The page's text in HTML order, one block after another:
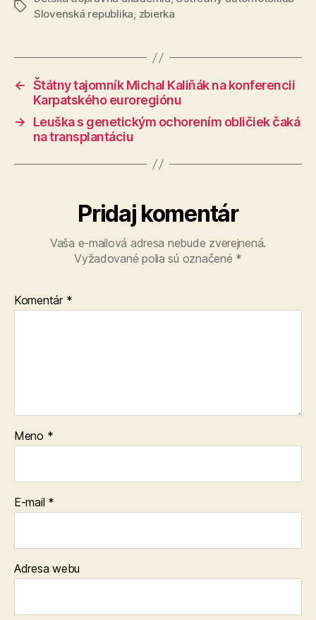
Značky
Slovenská republika, zbierka
← Štátny tajomník Michal Kaliňák na konferencii
Karpatského euroregiónu
→
Leuška s genetickým ochorením obličiek čaká
na transplantáciu
Pridaj komentár
Vaša e-mailová adresa nebude zverejnená.
Vyžadované polia sú označené *
Komentár *
Meno *
E-mail *
Adresa webu